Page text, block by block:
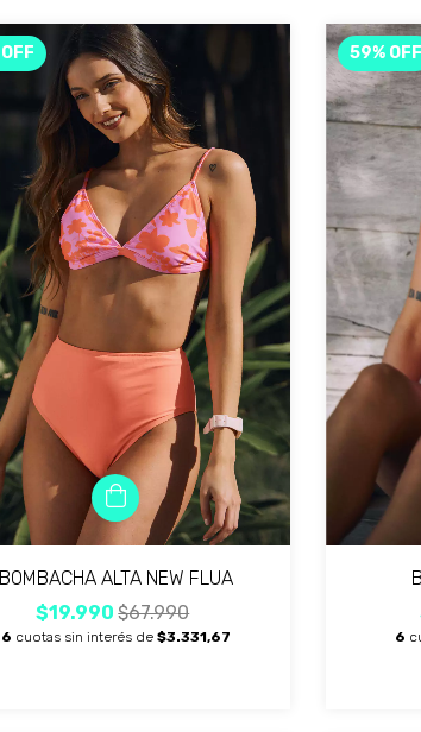
OFF
BOMBACHA ALTA NEW FLUA
$19.990$67.990
6 cuotas sin interés de $3.331,67
59% OFF
6